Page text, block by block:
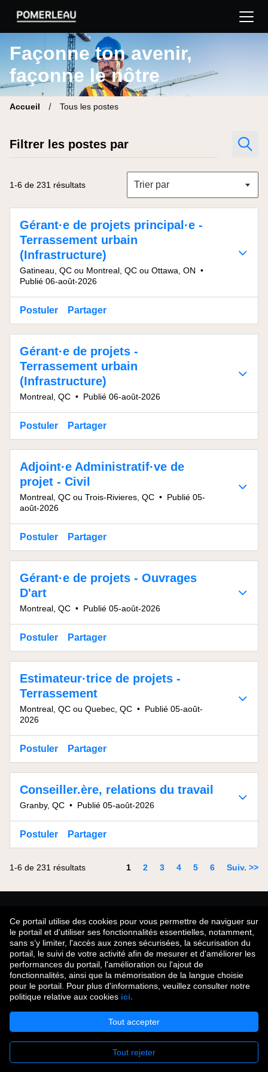
Ce portail utilise des cookies pour vous permettre de naviguer sur
le portail et d'utiliser ses fonctionnalités essentielles, notamment,
sans s’y limiter, l'accès aux zones sécurisées, la sécurisation du
portail, le suivi de votre activité afin de mesurer et d'améliorer les
performances du portail, l'amélioration ou l'ajout de
fonctionnalités, ainsi que la mémorisation de la langue choisie
pour le portail. Pour plus d'informations, veuillez consulter notre
politique relative aux cookies ici.
Tout accepter
Tout rejeter
Pomerleau Site carrière | Trouve ton nouveau poste
Façonne ton avenir,
façonne le nôtre
Accueil Tous les postes
Filtrer les postes par
1-6 de 231 résultats Trier par
Gérant·e de projets principal·e -
Terrassement urbain
(Infrastructure)
Gatineau, QC ou Montreal, QC ou Ottawa, ON •
Publié 06-août-2026
Postuler Partager
Gérant·e de projets -
Terrassement urbain
(Infrastructure)
Montreal, QC • Publié 06-août-2026
Postuler Partager
Adjoint·e Administratif·ve de
projet - Civil
Montreal, QC ou Trois-Rivieres, QC • Publié 05-
août-2026
Postuler Partager
Gérant·e de projets - Ouvrages
D'art
Montreal, QC • Publié 05-août-2026
Postuler Partager
Estimateur·trice de projets -
Terrassement
Montreal, QC ou Quebec, QC • Publié 05-août-
2026
Postuler Partager
Conseiller.ère, relations du travail
Granby, QC • Publié 05-août-2026
Postuler Partager
1-6 de 231 résultats Page
1 2 3 4 5 6 Suiv. >>
Tu n'as pas trouvé ce que tu cherchais?
Rejoins notre communauté de talent
Communauté de talent